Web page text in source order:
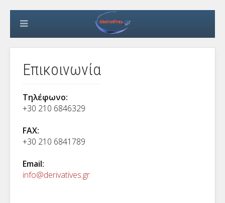
Επικοινωνία
Τηλέφωνο:
+30 210 6846329
FAX:
+30 210 6841789
Email:
info@derivatives.gr